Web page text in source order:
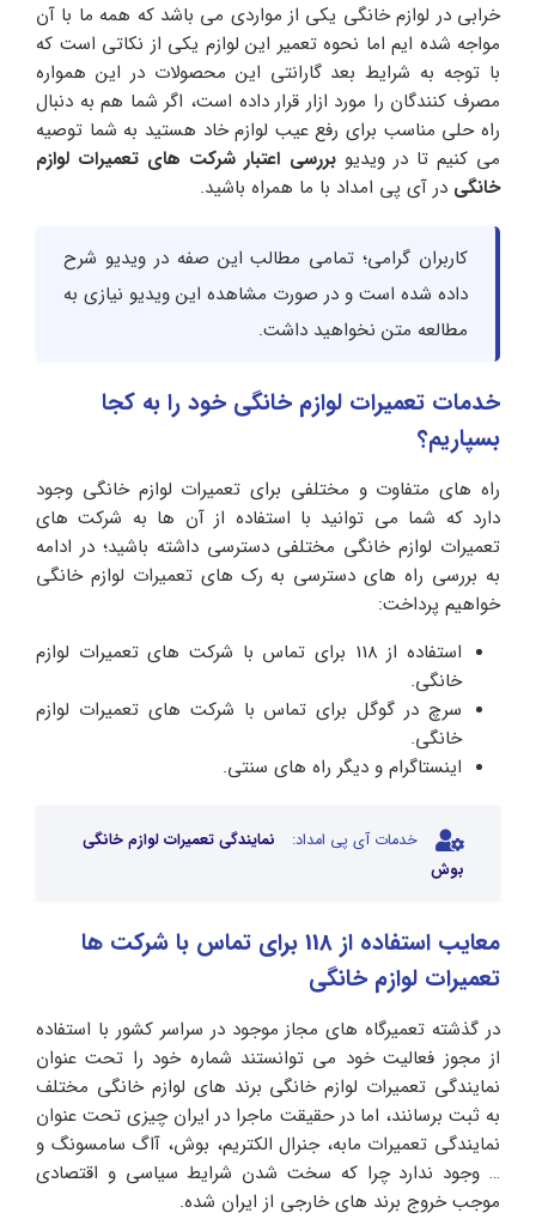
خرابی در لوازم خانگی یکی از مواردی می باشد که همه ما با آن
مواجه شده ایم اما نحوه تعمیر این لوازم یکی از نکاتی است که
با توجه به شرایط بعد گارانتی این محصولات در این همواره
مصرف کنندگان را مورد ازار قرار داده است، اگر شما هم به دنبال
راه حلی مناسب برای رفع عیب لوازم خاد هستید به شما توصیه
می کنیم تا در ویدیو بررسی اعتبار شرکت های تعمیرات لوازم
خانگی در آی پی امداد با ما همراه باشید.
کاربران گرامی؛ تمامی مطالب این صفه در ویدیو شرح
داده شده است و در صورت مشاهده این ویدیو نیازی به
مطالعه متن نخواهید داشت.
خدمات تعمیرات لوازم خانگی خود را به کجا
بسپاریم؟
راه های متفاوت و مختلفی برای تعمیرات لوازم خانگی وجود
دارد که شما می توانید با استفاده از آن ها به شرکت های
تعمیرات لوازم خانگی مختلفی دسترسی داشته باشید؛ در ادامه
به بررسی راه های دسترسی به رک های تعمیرات لوازم خانگی
خواهیم پرداخت:
استفاده از 118 برای تماس با شرکت های تعمیرات لوازم
خانگی.
سرچ در گوگل برای تماس با شرکت های تعمیرات لوازم
خانگی.
اینستاگرام و دیگر راه های سنتی.
خدمات آی پی امداد:
نمایندگی تعمیرات لوازم خانگی
بوش
معایب استفاده از 118 برای تماس با شرکت ها
تعمیرات لوازم خانگی
در گذشته تعمیرگاه های مجاز موجود در سراسر کشور با استفاده
از مجوز فعالیت خود می توانستند شماره خود را تحت عنوان
نمایندگی تعمیرات لوازم خانگی برند های لوازم خانگی مختلف
به ثبت برسانند، اما در حقیقت ماجرا در ایران چیزی تحت عنوان
نمایندگی تعمیرات مابه، جنرال الکتریم، بوش، آاگ سامسونگ و
… وجود ندارد چرا که سخت شدن شرایط سیاسی و اقتصادی
موجب خروج برند های خارجی از ایران شده.